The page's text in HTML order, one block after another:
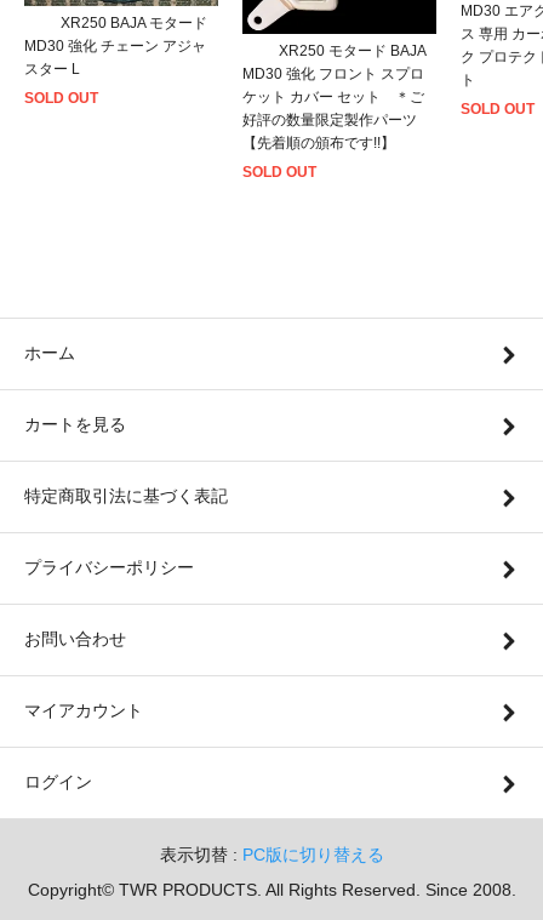
XR250 BAJA モタード
MD30 強化 チェーン アジャ
スター L
SOLD OUT
XR250 モタード BAJA
MD30 強化 フロント スプロ
ケット カバー セット ＊ご
好評の数量限定製作パーツ
【先着順の頒布です!!】
SOLD OUT
MD30 エア
ス 専用 カ
ク プロテク
ト
SOLD OUT
ホーム
カートを見る
特定商取引法に基づく表記
プライバシーポリシー
お問い合わせ
マイアカウント
ログイン
表示切替 : PC版に切り替える
Copyright© TWR PRODUCTS. All Rights Reserved. Since 2008.